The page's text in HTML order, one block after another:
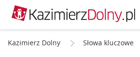
Kazimierz Dolny Słowa kluczowe